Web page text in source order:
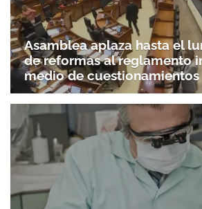
Asamblea aplaza hasta el
de reformas al reglamento
medio de cuestionamientos